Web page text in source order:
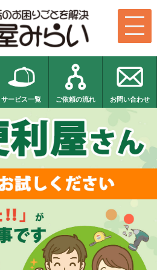
サービス一覧 ご依頼の流れ お問い合わせ